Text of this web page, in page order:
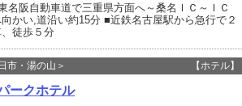
名阪自動車道で三重県方面へ～桑名ＩＣ～ＩＣ
かい,道沿い約15分 ■近鉄名古屋駅から急行で２
徒歩５分
市・湯の山＞ 【ホテル】
ークホテル